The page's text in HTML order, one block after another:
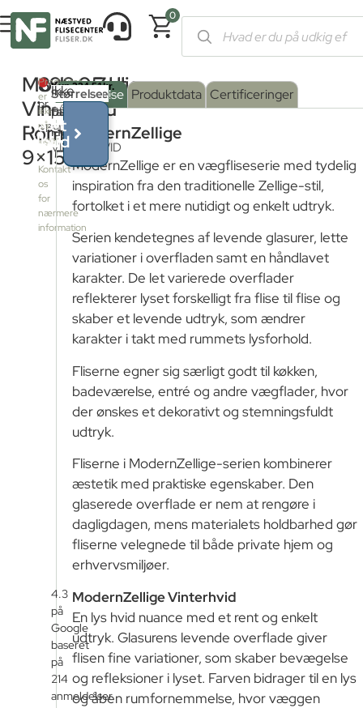
0
Forside/Shop/Fliser og klinker
ModernZellige
Vinterhvid
Rombe
9×15
898,05kr.
pr.
M²
Produktet
er
ikke
på
lager
–
Kontakt
os
for
nærmere
information
Serie
farve
MZ
VINTERHVID
Overflade:
Blank
Blank
Størrelse
Ikke
på
lager
Få et
tilbud
4.3
på
Google
baseret
på
214
anmeldelser
Beskrivelse Produktdata Certificeringer
ModernZellige
ModernZellige er en vægfliseserie med tydelig
inspiration fra den traditionelle Zellige-stil,
fortolket i et mere nutidigt og enkelt udtryk.
Serien kendetegnes af levende glasurer, lette
variationer i overfladen samt en håndlavet
karakter. De let varierede overflader
reflekterer lyset forskelligt fra flise til flise og
skaber et levende udtryk, som ændrer
karakter i takt med rummets lysforhold.
Fliserne egner sig særligt godt til køkken,
badeværelse, entré og andre vægflader, hvor
der ønskes et dekorativt og stemningsfuldt
udtryk.
Fliserne i ModernZellige-serien kombinerer
æstetik med praktiske egenskaber. Den
glaserede overflade er nem at rengøre i
dagligdagen, mens materialets holdbarhed gør
fliserne velegnede til både private hjem og
erhvervsmiljøer.
ModernZellige Vinterhvid
En lys hvid nuance med et rent og enkelt
udtryk. Glasurens levende overflade giver
flisen fine variationer, som skaber bevægelse
og refleksioner i lyset. Farven bidrager til en lys
og åben rumfornemmelse, hvor væggen